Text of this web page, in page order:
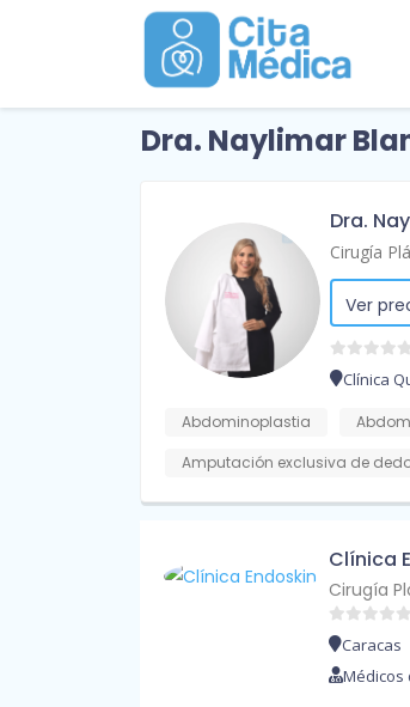
Dra. Naylimar
Dra.
Cirugía
Ver
Clínica
Abdominoplastia
Amputación exclusiva de
Clínica
Cirugía
Caracas
Médicos